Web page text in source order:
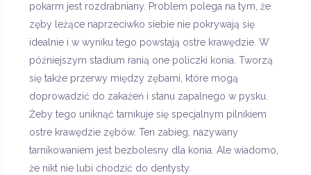
pokarm jest rozdrabniany. Problem polega na tym, że
zęby leżące naprzeciwko siebie nie pokrywają się
idealnie i w wyniku tego powstają ostre krawędzie. W
późniejszym stadium ranią one policzki konia. Tworzą
się także przerwy między zębami, które mogą
doprowadzić do zakażeń i stanu zapalnego w pysku.
Żeby tego uniknąć tarnikuje się specjalnym pilnikiem
ostre krawędzie zębów. Ten zabieg, nazywany
tarnikowaniem jest bezbolesny dla konia. Ale wiadomo,
że nikt nie lubi chodzić do dentysty.